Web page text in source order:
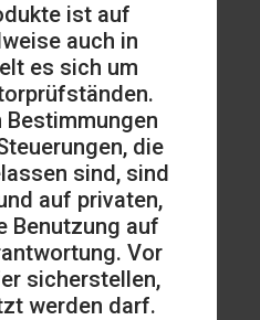
ist auf
auch in
es sich um
die
sind, sind
auf privaten,
Benutzung auf
Vor
sicherstellen,
werden darf.